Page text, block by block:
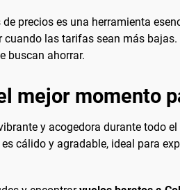
precios es una herramienta
cuando las tarifas sean más
buscan ahorrar.
mejor momento
y acogedora durante todo
cálido y agradable, ideal para